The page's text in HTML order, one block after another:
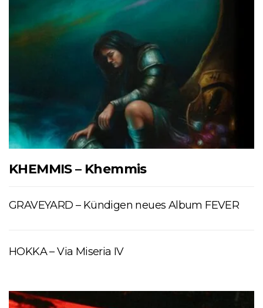
KHEMMIS – Khemmis
GRAVEYARD – Kündigen neues Album FEVER
HOKKA – Via Miseria IV